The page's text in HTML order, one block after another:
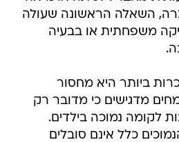
השאלה הראשונה שעולה
משפחתית או בבעיה
ביותר היא מחסור
מדגישים כי מדובר רק
לקומה נמוכה בילדים.
כלל אינם סובלים